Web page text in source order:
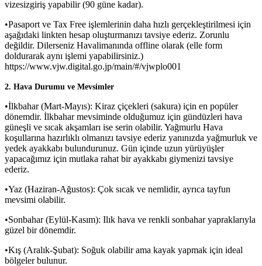
vizesizgiriş yapabilir (90 güne kadar).
•Pasaport ve Tax Free işlemlerinin daha hızlı gerçekleştirilmesi için
aşağıdaki linkten hesap oluşturmanızı tavsiye ederiz. Zorunlu
değildir. Dilerseniz Havalimanında offline olarak (elle form
doldurarak aynı işlemi yapabilirsiniz.)
https://www.vjw.digital.go.jp/main/#/vjwplo001
2. Hava Durumu ve Mevsimler
•İlkbahar (Mart-Mayıs): Kiraz çiçekleri (sakura) için en popüler
dönemdir. İlkbahar mevsiminde olduğumuz için gündüzleri hava
güneşli ve sıcak akşamları ise serin olabilir. Yağmurlu Hava
koşullarına hazırlıklı olmanızı tavsiye ederiz yanınızda yağmurluk ve
yedek ayakkabı bulundurunuz. Gün içinde uzun yürüyüşler
yapacağımız için mutlaka rahat bir ayakkabı giymenizi tavsiye
ederiz.
•Yaz (Haziran-Ağustos): Çok sıcak ve nemlidir, ayrıca tayfun
mevsimi olabilir.
•Sonbahar (Eylül-Kasım): Ilık hava ve renkli sonbahar yapraklarıyla
güzel bir dönemdir.
•Kış (Aralık-Şubat): Soğuk olabilir ama kayak yapmak için ideal
bölgeler bulunur.